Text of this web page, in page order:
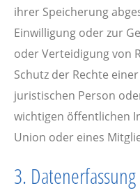
ihrer Speicherung
Einwilligung oder zur
oder Verteidigung von
Schutz der Rechte
juristischen Person
wichtigen öffentlichen
Union oder eines
3.